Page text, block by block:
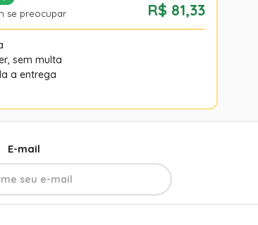
se preocupar
R$ 81,33
sem multa
a entrega
E-mail